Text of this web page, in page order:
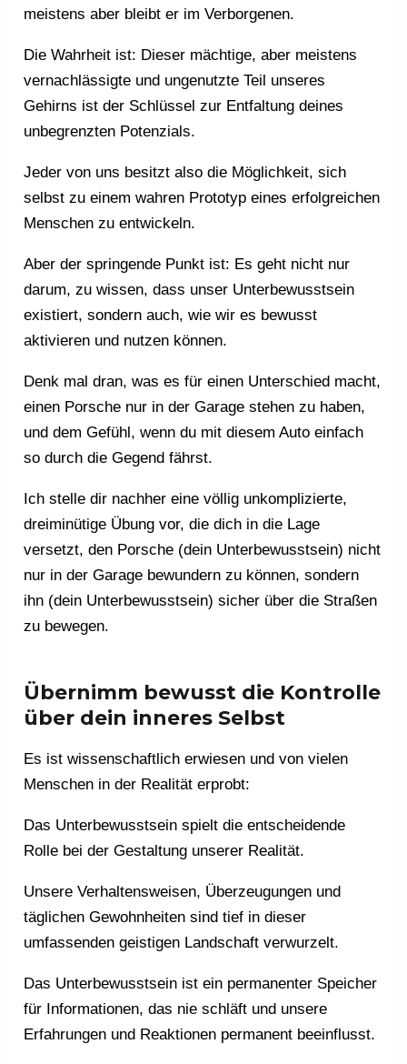
meistens aber bleibt er im Verborgenen.
Die Wahrheit ist: Dieser mächtige, aber meistens
vernachlässigte und ungenutzte Teil unseres
Gehirns ist der Schlüssel zur Entfaltung deines
unbegrenzten Potenzials.
Jeder von uns besitzt also die Möglichkeit, sich
selbst zu einem wahren Prototyp eines erfolgreichen
Menschen zu entwickeln.
Aber der springende Punkt ist: Es geht nicht nur
darum, zu wissen, dass unser Unterbewusstsein
existiert, sondern auch, wie wir es bewusst
aktivieren und nutzen können.
Denk mal dran, was es für einen Unterschied macht,
einen Porsche nur in der Garage stehen zu haben,
und dem Gefühl, wenn du mit diesem Auto einfach
so durch die Gegend fährst.
Ich stelle dir nachher eine völlig unkomplizierte,
dreiminütige Übung vor, die dich in die Lage
versetzt, den Porsche (dein Unterbewusstsein) nicht
nur in der Garage bewundern zu können, sondern
ihn (dein Unterbewusstsein) sicher über die Straßen
zu bewegen.
Übernimm bewusst die Kontrolle
über dein inneres Selbst
Es ist wissenschaftlich erwiesen und von vielen
Menschen in der Realität erprobt:
Das Unterbewusstsein spielt die entscheidende
Rolle bei der Gestaltung unserer Realität.
Unsere Verhaltensweisen, Überzeugungen und
täglichen Gewohnheiten sind tief in dieser
umfassenden geistigen Landschaft verwurzelt.
Das Unterbewusstsein ist ein permanenter Speicher
für Informationen, das nie schläft und unsere
Erfahrungen und Reaktionen permanent beeinflusst.